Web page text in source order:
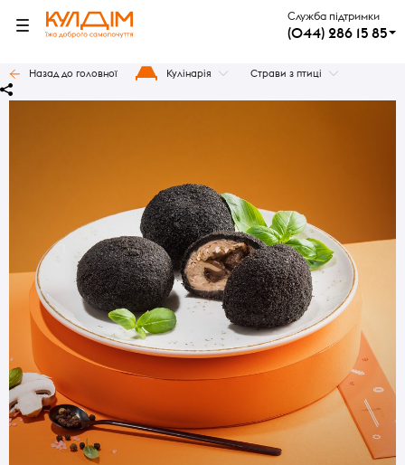
Служба підтримки
(044) 286 15 85
Назад до головної Кулінарія Страви з птиці